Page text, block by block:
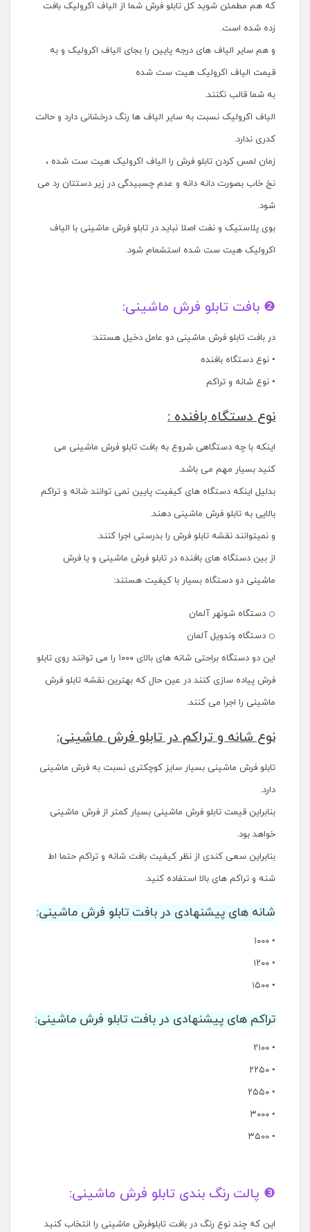
که هم مطمئن شوید کل تابلو فرش شما از الیاف اکرولیک بافت
زده شده است.
و هم سایر الیاف های درجه پایین را بجای الیاف اکرولیک و به
قیمت الیاف اکرولیک هیت ست شده
به شما قالب نکنند.
الیاف اکرولیک نسبت به سایر الیاف ها رنگ درخشانی دارد و حالت
کدری ندارد.
زمان لمس کردن تابلو فرش را الیاف اکرولیک هیت ست شده ،
نخ خاب بصورت دانه دانه و عدم چسبیدگی در زیر دستتان رد می
شود.
بوی پلاستیک و نفت اصلا نباید در تابلو فرش ماشینی با الیاف
اکرولیک هیت ست شده استشمام شود.
❷ بافت تابلو فرش ماشینی:
در بافت تابلو فرش ماشینی دو عامل دخیل هستند:
• نوع دستگاه بافنده
• نوع شانه و تراکم
نوع دستگاه بافنده :
اینکه با چه دستگاهی شروع به بافت تابلو فرش ماشینی می
کنید بسیار مهم می باشد.
بدلیل اینکه دستگاه های کیفیت پایین نمی توانند شانه و تراکم
بالایی به تابلو فرش ماشینی دهند.
و نمیتوانند نقشه تابلو فرش را بدرستی اجرا کنند.
از بین دستگاه های بافنده در تابلو فرش ماشینی و یا فرش
ماشینی دو دستگاه بسیار با کیفیت هستند:
دستگاه شونهر آلمان
دستگاه وندویل آلمان
این دو دستگاه براحتی شانه های بالای ۱۰۰۰ را می توانند روی تابلو
فرش پیاده سازی کنند در عین حال که بهترین نقشه تابلو فرش
ماشینی را اجرا می کنند.
نوع شانه و تراکم در تابلو فرش ماشینی:
تابلو فرش ماشینی بسیار سایز کوچکتری نسبت به فرش ماشینی
دارد.
بنابراین قیمت تابلو فرش ماشینی بسیار کمتر از فرش ماشینی
خواهد بود.
بنابراین سعی کندی از نظر کیفیت بافت شانه و تراکم حتما اط
شنه و تراکم های بالا استفاده کنید.
شانه های پیشنهادی در بافت تابلو فرش ماشینی:
• ۱۰۰۰
• ۱۲۰۰
• ۱۵۰۰
تراکم های پیشنهادی در بافت تابلو فرش ماشینی:
• ۲۱۰۰
• ۲۲۵۰
• ۲۵۵۰
• ۳۰۰۰
• ۳۵۰۰
❸ پالت رنگ بندی تابلو فرش ماشینی:
این که چند نوع رنگ در بافت تابلوفرش ماشینی را انتخاب کنید